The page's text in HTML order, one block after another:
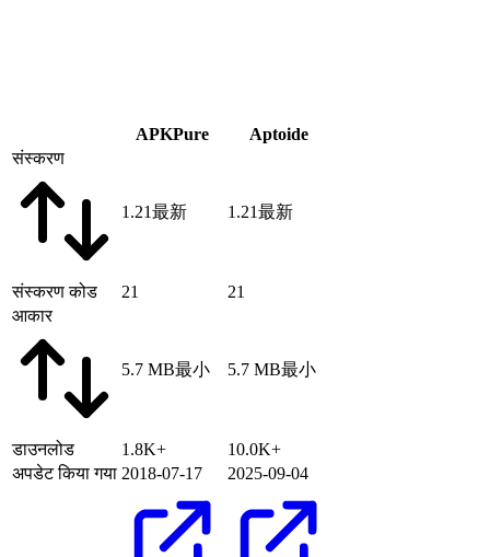
APKPure
Aptoide
संस्करण
1.21最新 1.21最新
संस्करण कोड 21
21
आकार
5.7 MB最小 5.7 MB最小
डाउनलोड 1.8K+
10.0K+
अपडेट किया गया 2018-07-17 2025-09-04